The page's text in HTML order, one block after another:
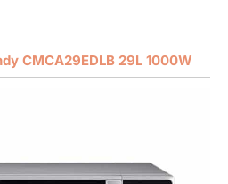
CMCA29EDLB 29L 1000W